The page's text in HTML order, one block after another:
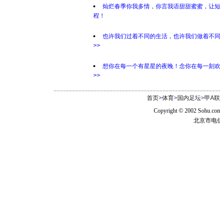
灿烂春季你我多情，你言我语甜甜蜜蜜，让
程！
也许我们过着不同的生活，也许我们做着
>>
想你在每一个有星星的夜晚！念你在每一
>>
首页>体育>国内足坛>甲A
Copyright © 2002
北京市电